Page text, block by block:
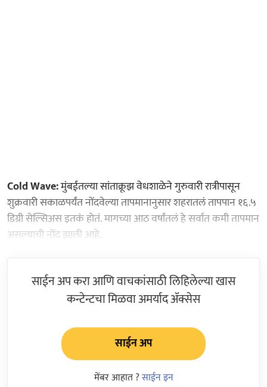
Cold Wave:मुंबईतल्या सांताक्रूझ वेधशाळेने गुरुवारी रात्रीपासून
शुक्रवारी सकाळपर्यंत नोंदवेल्या तापमानानुसार शहरातलं तापपान १६.५
डिग्री सेल्सिअस इतकं होतं. मागच्या आठ वर्षांतलं हे सर्वात कमी तापमान
असल्याची नोंद झाली आहे.
साईन अप करा आणि वाचकांसाठी लिहिलेल्या खास
कन्टेन्टचा मिळवा अमर्याद ॲक्सेस
साईन अप
मेंबर आहात ?साईन इन